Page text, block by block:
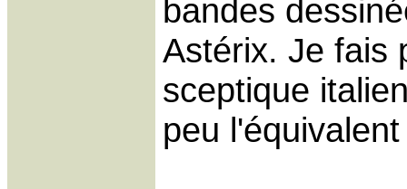
bandes
Astérix. Je fais
sceptique
peu